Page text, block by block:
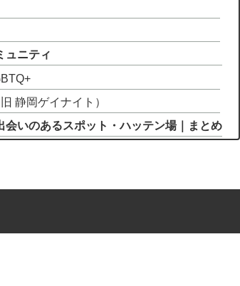
ュニティ
静岡ゲイナイト）
会いのあるスポット・ハッテン場｜まとめ